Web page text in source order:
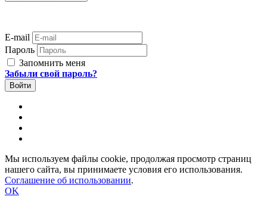
E-mail
Пароль
Запомнить меня
Забыли свой пароль?
Мы используем файлы cookie, продолжая просмотр страниц
нашего сайта, вы принимаете условия его использования.
Соглашение об использовании.
OK